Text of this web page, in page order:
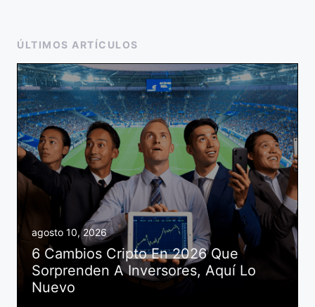
ÚLTIMOS ARTÍCULOS
agosto 10, 2026
6 Cambios Cripto En 2026 Que
Sorprenden A Inversores, Aquí Lo
Nuevo